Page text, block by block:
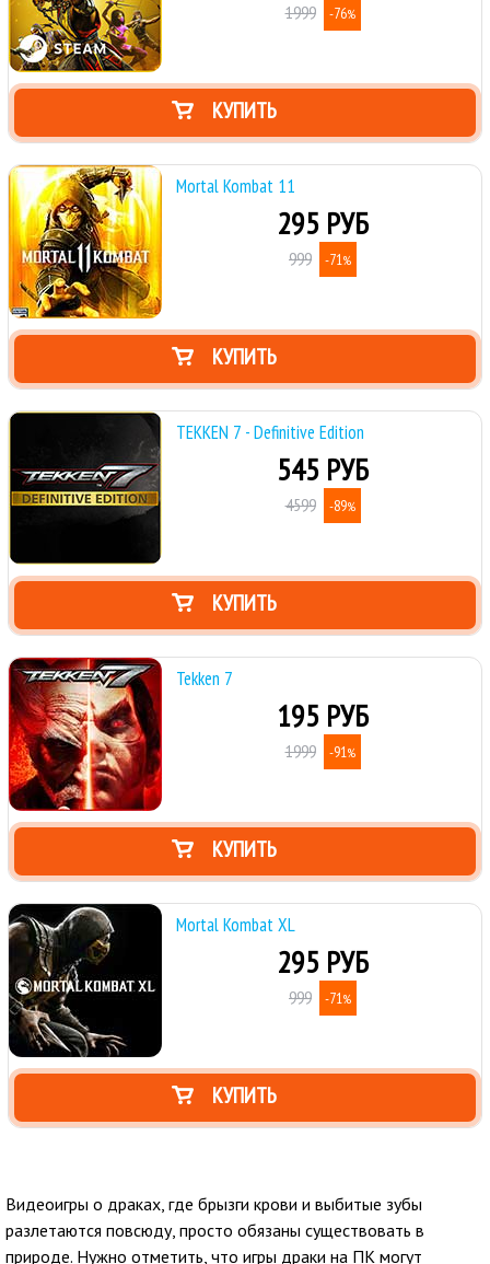
1999 -76%
КУПИТЬ
Mortal Kombat 11
295 РУБ
999 -71%
КУПИТЬ
TEKKEN 7 - Definitive Edition
545 РУБ
4599 -89%
КУПИТЬ
Tekken 7
195 РУБ
1999 -91%
КУПИТЬ
Mortal Kombat XL
295 РУБ
999 -71%
КУПИТЬ
Видеоигры о драках, где брызги крови и выбитые зубы
разлетаются повсюду, просто обязаны существовать в
природе. Нужно отметить, что игры драки на ПК могут